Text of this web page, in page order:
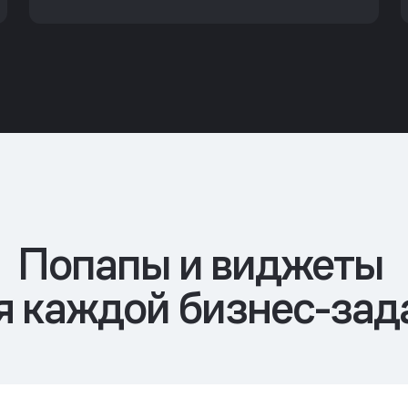
Попапы и виджеты
каждой бизнес-